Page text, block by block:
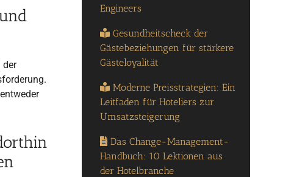
der
Engineers
Gesundheitscheck der
Gästebeziehungen für stärkere
Gästeloyalität
Moderne Preisstrategien: Ein
Leitfaden für Hoteliers zur
Umsatzsteigerung
Das Change-Management-
Handbuch: 10 Lektionen aus
der Hotelbranche